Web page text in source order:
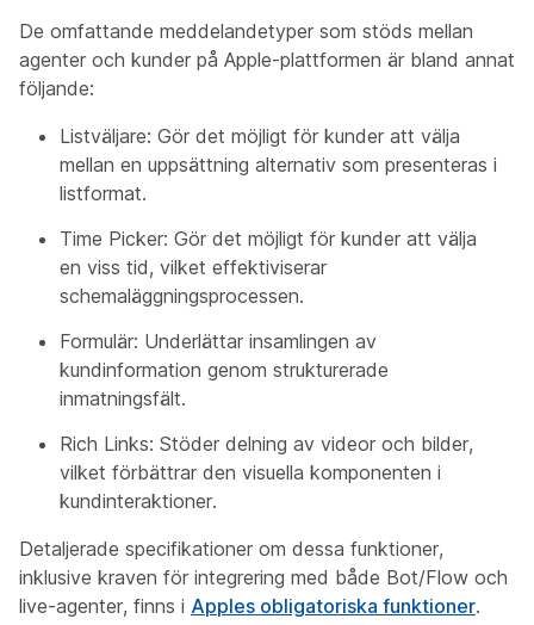
De omfattande meddelandetyper som stöds mellan
agenter och kunder på Apple-plattformen är bland annat
följande:
Listväljare: Gör det möjligt för kunder att välja
mellan en uppsättning alternativ som presenteras i
listformat.
Time Picker: Gör det möjligt för kunder att välja
en viss tid, vilket effektiviserar
schemaläggningsprocessen.
Formulär: Underlättar insamlingen av
kundinformation genom strukturerade
inmatningsfält.
Rich Links: Stöder delning av videor och bilder,
vilket förbättrar den visuella komponenten i
kundinteraktioner.
Detaljerade specifikationer om dessa funktioner,
inklusive kraven för integrering med både Bot/Flow och
live-agenter, finns i Apples obligatoriska funktioner.